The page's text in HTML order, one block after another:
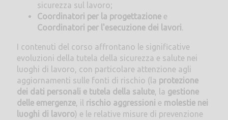
sicurezza sul lavoro;
Coordinatori per la progettazionee
Coordinatori per l'esecuzione dei lavori.
I contenuti del corso affrontano le significative
evoluzioni della tutela della sicurezza e salute nei
luoghi di lavoro, con particolare attenzione agli
aggiornamenti sulle fonti di rischio (la protezione
dei dati personali e tutela della salute, la gestione
delle emergenze, il rischio aggressioni e molestie nei
luoghi di lavoro) e le relative misure di prevenzione